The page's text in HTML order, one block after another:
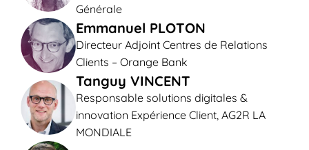
Générale
Emmanuel PLOTON
Directeur Adjoint Centres de Relations
Clients – Orange Bank
Tanguy VINCENT
Responsable solutions digitales &
innovation Expérience Client, AG2R LA
MONDIALE